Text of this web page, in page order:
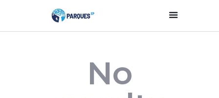
Parques Y Plazas
ParticipaciónNo